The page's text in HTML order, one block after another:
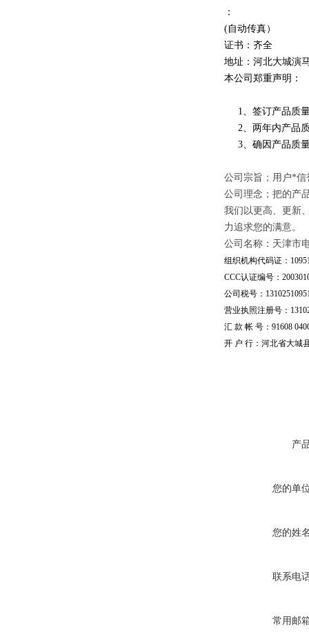
：
(自动传真）
证书：齐全
地址：河北大城演
本公司郑重声明：
1、签订产品质量
2、两年内产品质
3、确因产品质量
公司宗旨；用户*
公司理念；把的产
我们以更高、更新
力追求您的满意。
公司名称：天津市
组织机构代码证：
CCC认证编号：
公司税号：
营业执照注册号：
汇 款 帐 号：91608
开 户 行：河北省大城
产
您的单
您的姓
联系电
常用邮